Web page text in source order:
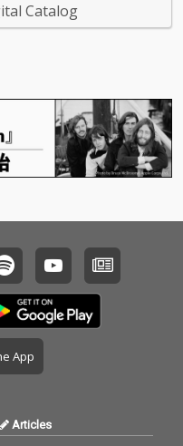
Catalog
App
Articles